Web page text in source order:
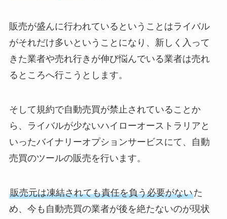
販売が盛んに行われているということはライバル
がそれだけ多いということになり、新しく入って
きた業者や売れ行きが伸び悩んでいる業者は売れ
るところへ行こうとします。
そして規約で自動売買が禁止されていることか
ら、ライバルが少ないハイローオーストラリアと
いったバイナリーオプションサービスにて、自動
売買のツールの販売を行います。
販売元は凍結されても責任を負う必要がないた
め、今も自動売買の業者が後を絶たないのが現状